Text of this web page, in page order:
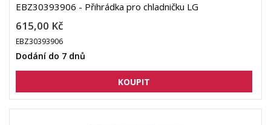
EBZ30393906 - Přihrádka pro chladničku LG
615,00 Kč
EBZ30393906
Dodání do 7 dnů